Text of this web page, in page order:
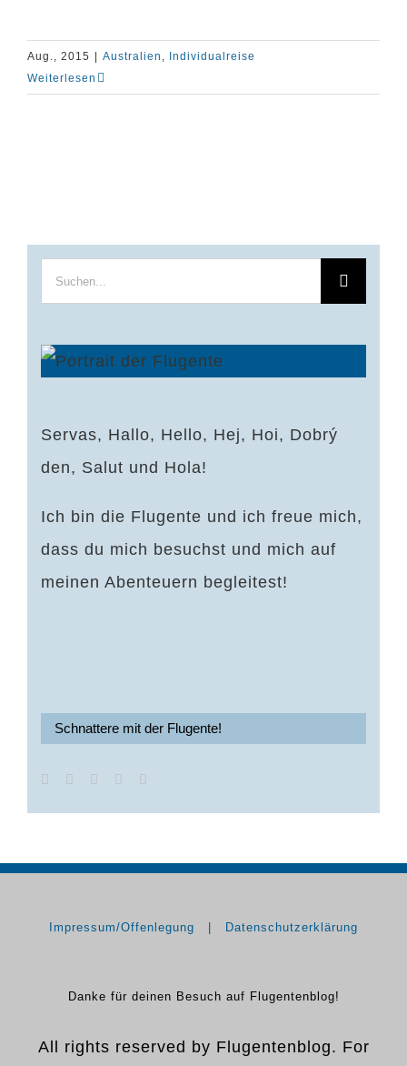
Aug., 2015 Australien ,
Individualreise
Weiterlesen
Suche
nach:
Servas, Hallo, Hello, Hej, Hoi, Dobrý
den, Salut und Hola!
Ich bin die Flugente und ich freue mich,
dass du mich besuchst und mich auf
meinen Abenteuern begleitest!
Schnattere mit der Flugente!
Impressum/Offenlegung Datenschutzerklärung
Danke für deinen Besuch auf Flugentenblog!
All rights reserved by Flugentenblog. For